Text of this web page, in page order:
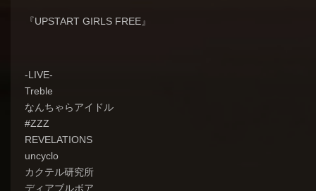
『UPSTART GIRLS FREE』
-LIVE-
Treble
なんちゃらアイドル
#ZZZ
REVELATIONS
uncyclo
カクテル研究所
ディアブルボア